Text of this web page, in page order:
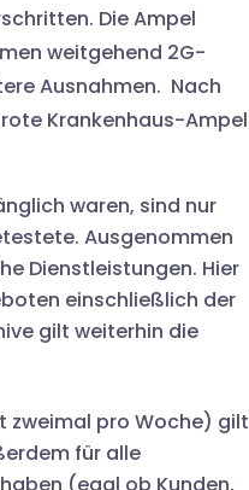
Die Ampel
weitgehend 2G-
Ausnahmen. Nach
Krankenhaus-Ampel
waren, sind nur
Ausgenommen
Dienstleistungen. Hier
einschließlich der
gilt weiterhin die
zweimal pro Woche) gilt
für alle